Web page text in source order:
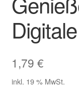
Zahlungsarten im
1,79 €
inkl. 19 % MwSt.